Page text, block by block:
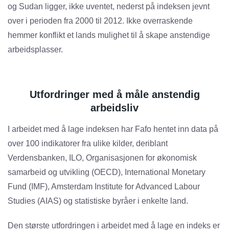
og Sudan ligger, ikke uventet, nederst på indeksen jevnt
over i perioden fra 2000 til 2012. Ikke overraskende
hemmer konflikt et lands mulighet til å skape anstendige
arbeidsplasser.
Utfordringer med å måle anstendig
arbeidsliv
I arbeidet med å lage indeksen har Fafo hentet inn data på
over 100 indikatorer fra ulike kilder, deriblant
Verdensbanken, ILO, Organisasjonen for økonomisk
samarbeid og utvikling (OECD), International Monetary
Fund (IMF), Amsterdam Institute for Advanced Labour
Studies (AIAS) og statistiske byråer i enkelte land.
Den største utfordringen i arbeidet med å lage en indeks er